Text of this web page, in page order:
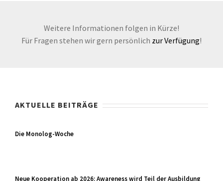
Weitere Informationen folgen in Kürze!
Für Fragen stehen wir gern persönlich zur Verfügung!
AKTUELLE BEITRÄGE
Die Monolog-Woche
Neue Kooperation ab 2026: Awareness wird Teil der Ausbildung